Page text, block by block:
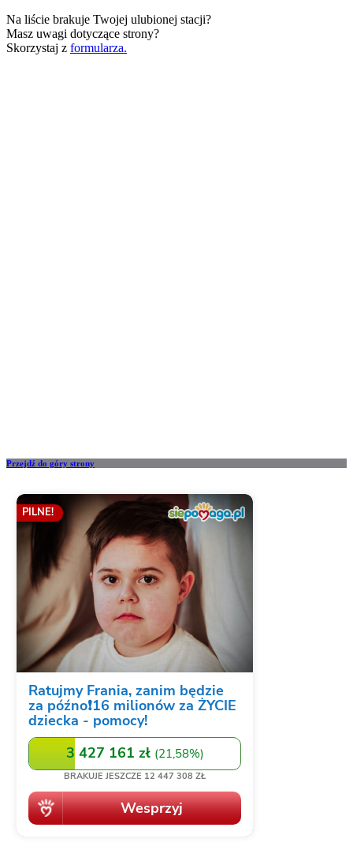
Na liście brakuje Twojej ulubionej stacji?
Masz uwagi dotyczące strony?
Skorzystaj z formularza.
Przejdź do góry strony